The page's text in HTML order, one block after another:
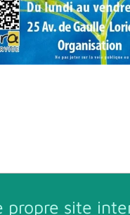
propre site